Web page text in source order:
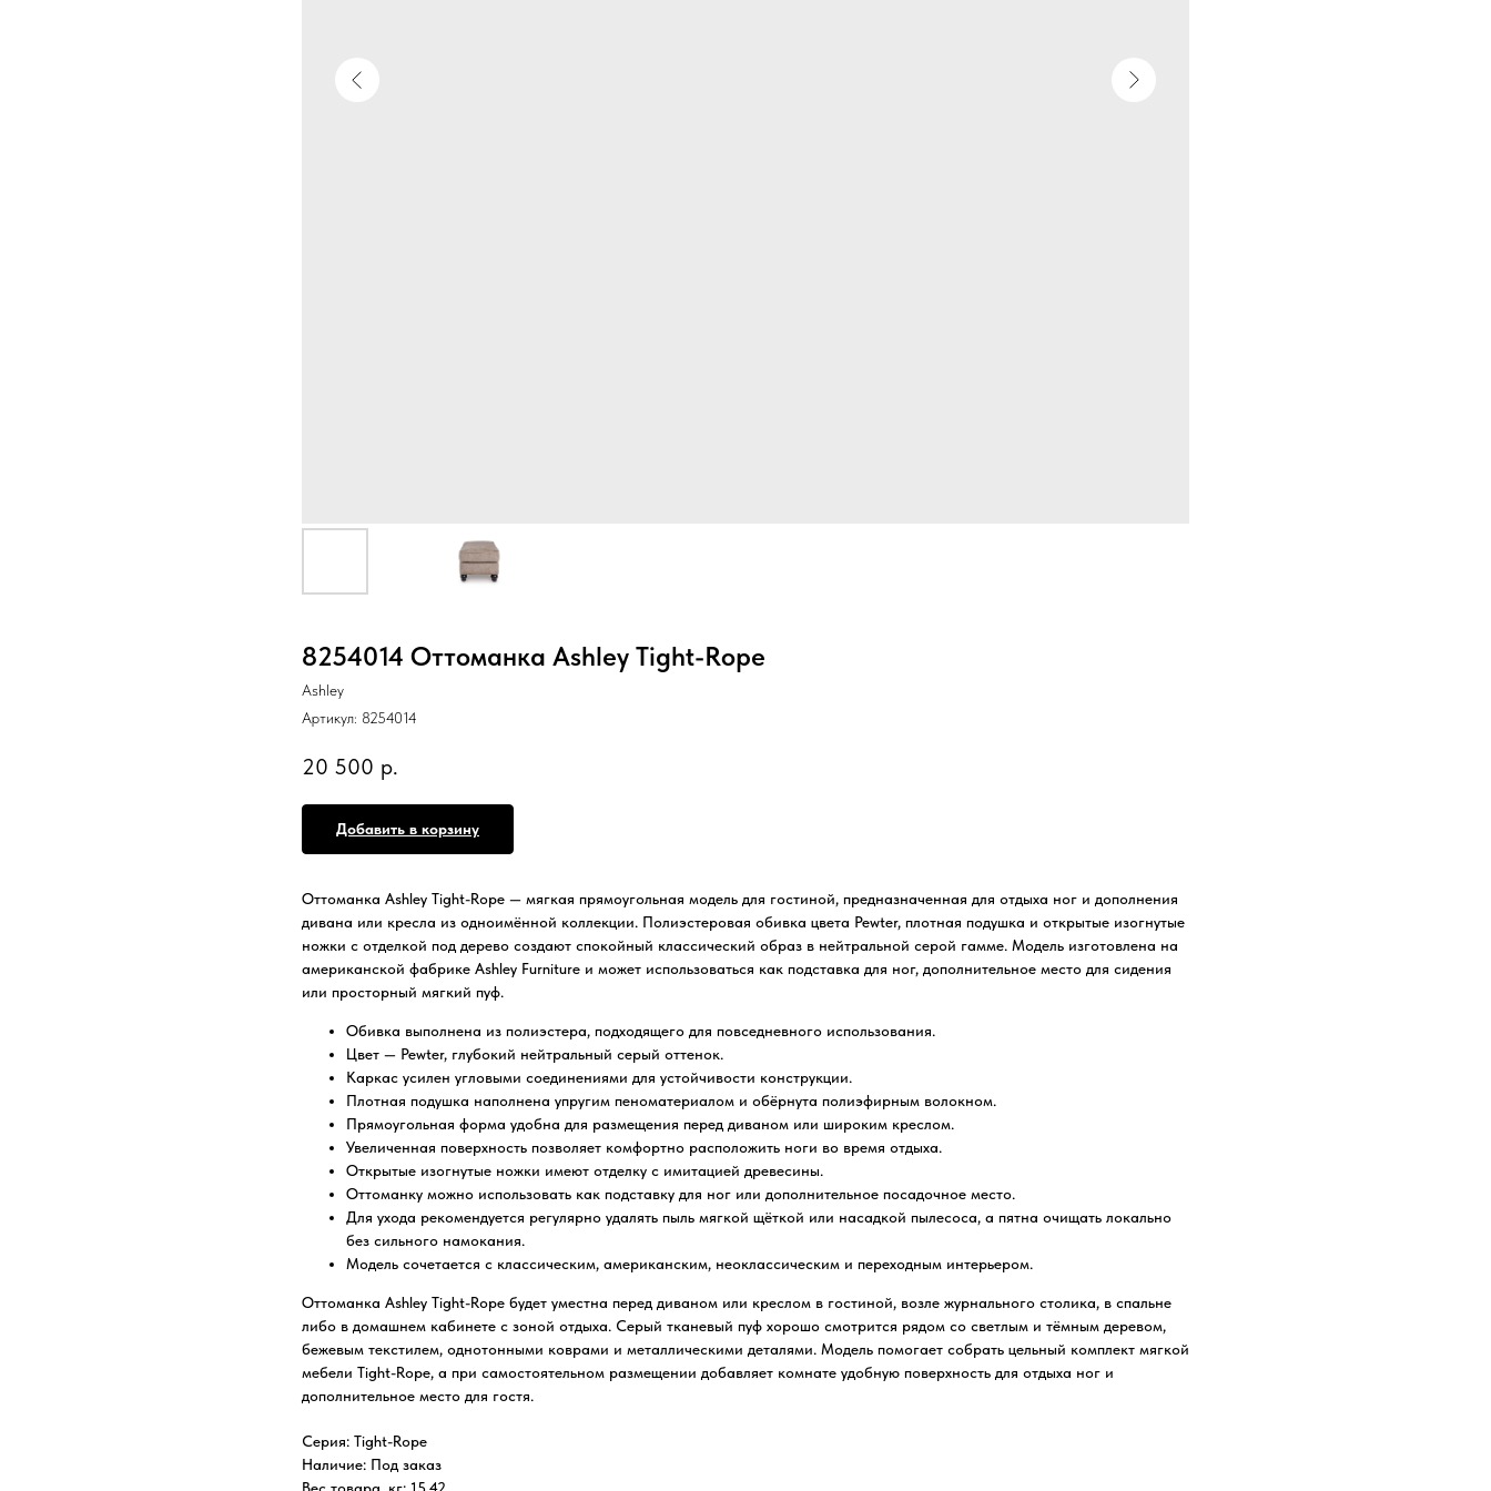
8254014 Оттоманка Ashley Tight-Rope
Ashley
Артикул: 8254014
20 500 р.
Добавить в корзину
Оттоманка Ashley Tight-Rope — мягкая прямоугольная модель для гостиной, предназначенная для отдыха ног и дополнения
дивана или кресла из одноимённой коллекции. Полиэстеровая обивка цвета Pewter, плотная подушка и открытые изогнутые
ножки с отделкой под дерево создают спокойный классический образ в нейтральной серой гамме. Модель изготовлена на
американской фабрике Ashley Furniture и может использоваться как подставка для ног, дополнительное место для сидения
или просторный мягкий пуф.
Обивка выполнена из полиэстера, подходящего для повседневного использования.
Цвет — Pewter, глубокий нейтральный серый оттенок.
Каркас усилен угловыми соединениями для устойчивости конструкции.
Плотная подушка наполнена упругим пеноматериалом и обёрнута полиэфирным волокном.
Прямоугольная форма удобна для размещения перед диваном или широким креслом.
Увеличенная поверхность позволяет комфортно расположить ноги во время отдыха.
Открытые изогнутые ножки имеют отделку с имитацией древесины.
Оттоманку можно использовать как подставку для ног или дополнительное посадочное место.
Для ухода рекомендуется регулярно удалять пыль мягкой щёткой или насадкой пылесоса, а пятна очищать локально
без сильного намокания.
Модель сочетается с классическим, американским, неоклассическим и переходным интерьером.
Оттоманка Ashley Tight-Rope будет уместна перед диваном или креслом в гостиной, возле журнального столика, в спальне
либо в домашнем кабинете с зоной отдыха. Серый тканевый пуф хорошо смотрится рядом со светлым и тёмным деревом,
бежевым текстилем, однотонными коврами и металлическими деталями. Модель помогает собрать цельный комплект мягкой
мебели Tight-Rope, а при самостоятельном размещении добавляет комнате удобную поверхность для отдыха ног и
дополнительное место для гостя.
Серия: Tight-Rope
Наличие: Под заказ